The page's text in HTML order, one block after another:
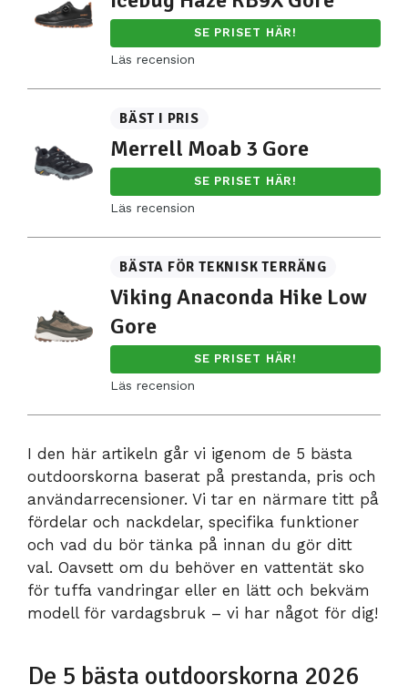
SE PRISET HÄR!
Läs recension
BÄST I PRIS
Merrell Moab 3 Gore
SE PRISET HÄR!
Läs recension
BÄSTA FÖR TEKNISK TERRÄNG
Viking Anaconda Hike Low
Gore
SE PRISET HÄR!
Läs recension
I den här artikeln går vi igenom de 5 bästa
outdoorskorna baserat på prestanda, pris och
användarrecensioner. Vi tar en närmare titt på
fördelar och nackdelar, specifika funktioner
och vad du bör tänka på innan du gör ditt
val. Oavsett om du behöver en vattentät sko
för tuffa vandringar eller en lätt och bekväm
modell för vardagsbruk – vi har något för dig!
De 5 bästa outdoorskorna 2026